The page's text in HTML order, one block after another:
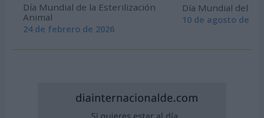
Día Mundial de la Esterilización
Animal
24 de febrero de 2026
Día Mundial del
10 de agosto de